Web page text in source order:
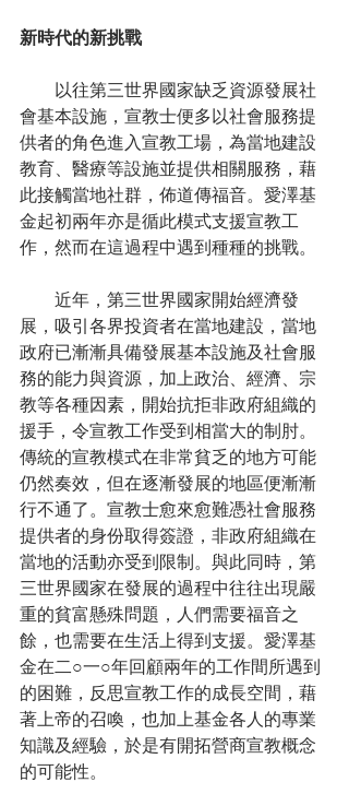
新時代的新挑戰
以往第三世界國家缺乏資源發展社
會基本設施，宣教士便多以社會服務提
供者的角色進入宣教工場，為當地建設
教育、醫療等設施並提供相關服務，藉
此接觸當地社群，佈道傳福音。愛澤基
金起初兩年亦是循此模式支援宣教工
作，然而在這過程中遇到種種的挑戰。
近年，第三世界國家開始經濟發
展，吸引各界投資者在當地建設，當地
政府已漸漸具備發展基本設施及社會服
務的能力與資源，加上政治、經濟、宗
教等各種因素，開始抗拒非政府組織的
援手，令宣教工作受到相當大的制肘。
傳統的宣教模式在非常貧乏的地方可能
仍然奏效，但在逐漸發展的地區便漸漸
行不通了。宣教士愈來愈難憑社會服務
提供者的身份取得簽證，非政府組織在
當地的活動亦受到限制。與此同時，第
三世界國家在發展的過程中往往出現嚴
重的貧富懸殊問題，人們需要福音之
餘，也需要在生活上得到支援。愛澤基
金在二○一○年回顧兩年的工作間所遇到
的困難，反思宣教工作的成長空間，藉
著上帝的召喚，也加上基金各人的專業
知識及經驗，於是有開拓營商宣教概念
的可能性。